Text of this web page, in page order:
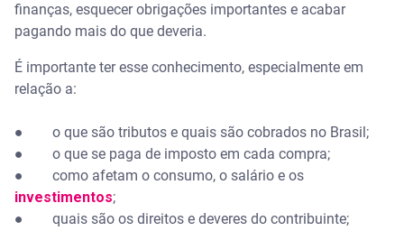
finanças, esquecer obrigações importantes e acabar
pagando mais do que deveria.
É importante ter esse conhecimento, especialmente em
relação a:
● o que são tributos e quais são cobrados no Brasil;
● o que se paga de imposto em cada compra;
● como afetam o consumo, o salário e os
investimentos;
● quais são os direitos e deveres do contribuinte;